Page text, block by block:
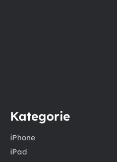
Kategorie
iPhone
iPad